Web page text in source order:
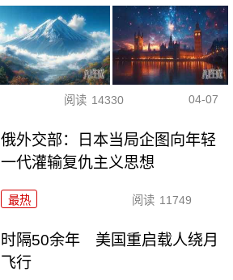
阅读 14330 04-07
俄外交部：日本当局企图向年轻
一代灌输复仇主义思想
最热 阅读 11749
时隔50余年 美国重启载人绕月
飞行